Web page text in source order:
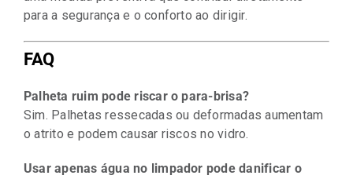
para a segurança e o conforto ao dirigir.
FAQ
Palheta ruim pode riscar o para-brisa?
Sim. Palhetas ressecadas ou deformadas aumentam
o atrito e podem causar riscos no vidro.
Usar apenas água no limpador pode danificar o